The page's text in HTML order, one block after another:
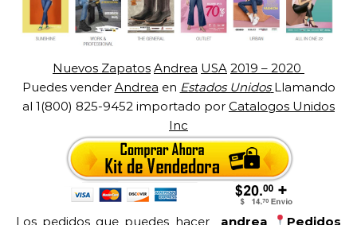
Nuevos Zapatos Andrea USA 2019 – 2020
Puedes vender Andrea en Estados Unidos Llamando
al 1(800) 825-9452 importado por Catalogos Unidos
Inc
Los pedidos que puedes hacer andrea
Pedidos